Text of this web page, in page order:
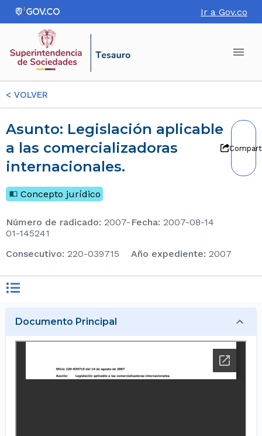
Ir a Gov.co
< VOLVER
Asunto: Legislación aplicable
a las comercializadoras
internacionales.
Concepto jurídico
Número de radicado: 2007-
01-145241
Fecha: 2007-08-14
consecutivo: 220-039715 Año expediente: 2007
Documento Principal